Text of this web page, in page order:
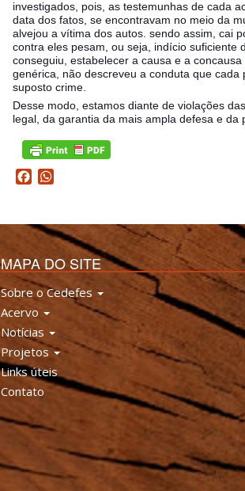
investigados, pois, as testemunhas de cada
data dos fatos, se encontravam no meio da
alvejou a vítima dos autos. sendo assim, cai
contra eles pesam, ou seja, indício suficiente
conseguiu, estabelecer a causa e a
genérica, não descreveu a conduta que
suposto crime.
Desse modo, estamos diante de violações
legal, da garantia da mais ampla defesa e da
Facebook
MAPA DO SITE
Sobre o Cedefes
Acervo
Notícias
Projetos
Links úteis
Contato